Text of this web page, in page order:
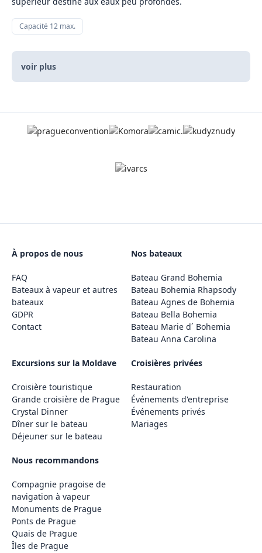
Capacité 12 max.
voir plus
À propos de nous
FAQ
Bateaux à vapeur et autres
bateaux
GDPR
Contact
Nos bateaux
Bateau Grand Bohemia
Bateau Bohemia Rhapsody
Bateau Agnes de Bohemia
Bateau Bella Bohemia
Bateau Marie d´ Bohemia
Bateau Anna Carolina
Excursions sur la Moldave
Croisière touristique
Grande croisière de Prague
Crystal Dinner
Dîner sur le bateau
Déjeuner sur le bateau
Croisières privées
Restauration
Événements d'entreprise
Événements privés
Mariages
Nous recommandons
Compagnie pragoise de
navigation à vapeur
Monuments de Prague
Ponts de Prague
Quais de Prague
Îles de Prague